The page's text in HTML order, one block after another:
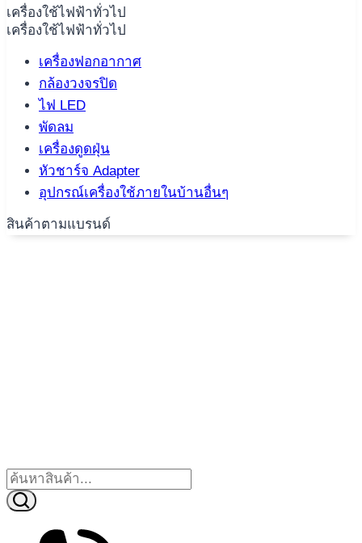
เครื่องใช้ไฟฟ้าทั่วไป
เครื่องใช้ไฟฟ้าทั่วไป
เครื่องฟอกอากาศ
กล้องวงจรปิด
ไฟ LED
พัดลม
เครื่องดูดฝุ่น
หัวชาร์จ Adapter
อุปกรณ์เครื่องใช้ภายในบ้านอื่นๆ
สินค้าตามแบรนด์